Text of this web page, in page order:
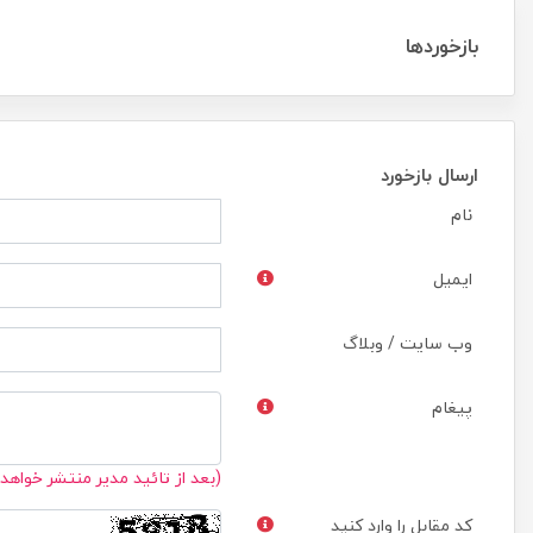
بازخوردها
ارسال بازخورد
نام
ایمیل
وب سایت / وبلاگ
پیغام
(بعد از تائید مدیر منتشر
کد مقابل را وارد کنید